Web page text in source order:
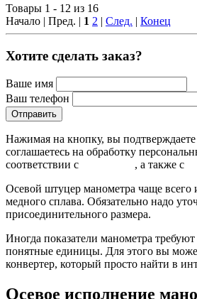
Товары 1 - 12 из 16
Начало | Пред. | 1 2 | След. | Конец
Хотите сделать заказ?
Ваше имя
Ваш телефон
Нажимая на кнопку, вы
соглашаетесь на обработку
соответствии с
, а также с
Осевой штуцер манометра чаще всего
медного сплава. Обязательно надо
присоединительного размера.
Иногда показатели манометра
понятные единицы. Для этого вы
конвертер, который просто найти в
Осевое исполнение